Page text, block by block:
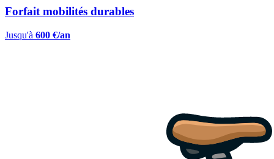
Forfait mobilités durables
Jusqu'à 600 €/an